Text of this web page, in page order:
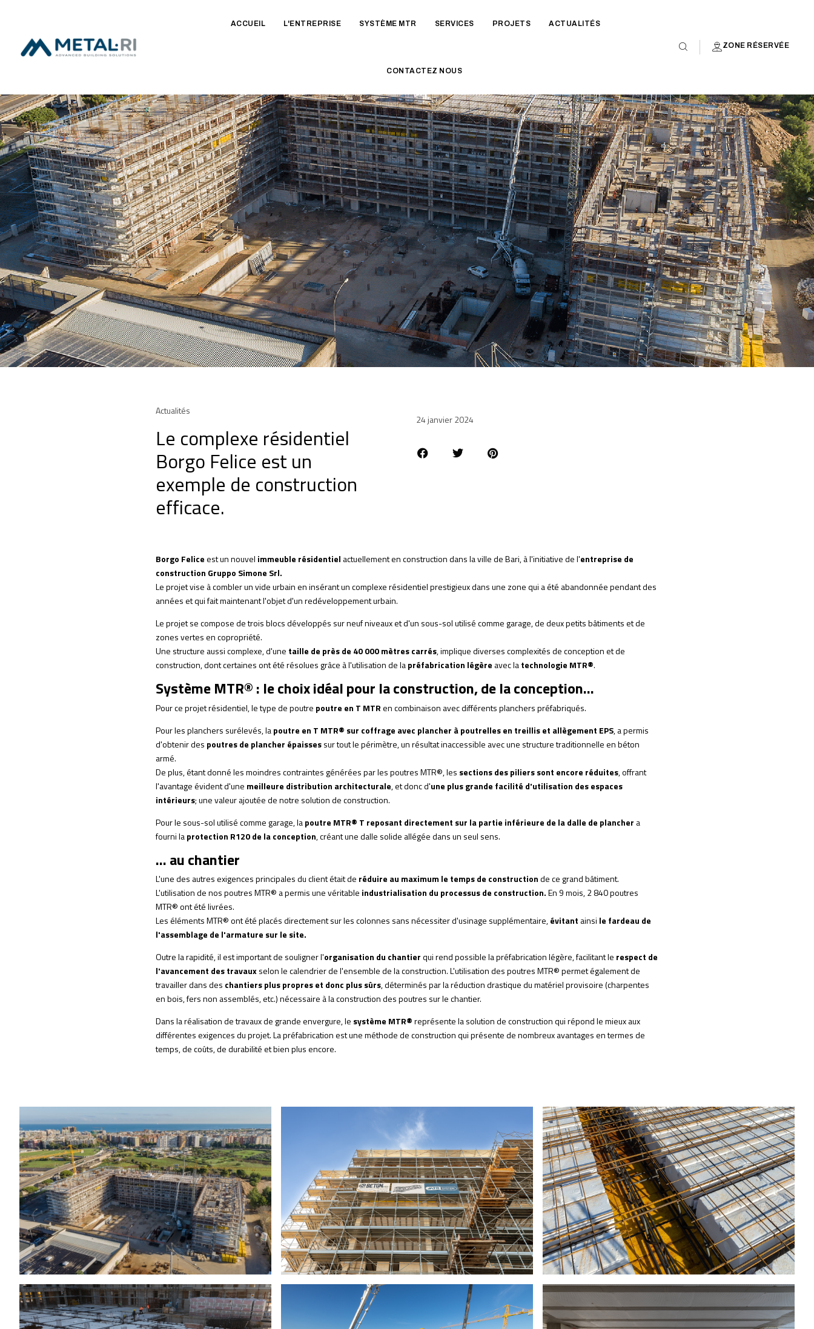
ACCUEIL L'ENTREPRISE SYSTÈME MTR SERVICES PROJETS ACTUALITÉS
CONTACTEZ NOUS
ZONE RÉSERVÉE
Actualités
Le complexe résidentiel
Borgo Felice est un
exemple de construction
efficace.
24 janvier 2024
Borgo Feliceest un nouvel immeuble résidentiel actuellement en construction dans la ville de Bari, à l'initiative de l'entreprise de
construction Gruppo Simone Srl.
Le projet vise à combler un vide urbain en insérant un complexe résidentiel prestigieux dans une zone qui a été abandonnée pendant des
années et qui fait maintenant l'objet d'un redéveloppement urbain.
Le projet se compose de trois blocs développés sur neuf niveaux et d'un sous-sol utilisé comme garage, de deux petits bâtiments et de
zones vertes en copropriété.
Une structure aussi complexe, d'une taille de près de 40 000 mètres carrés, implique diverses complexités de conception et de
construction, dont certaines ont été résolues grâce à l'utilisation de lapréfabrication légère avec latechnologie MTR®.
Système MTR® : le choix idéal pour la construction, de la conception...
Pour ce projet résidentiel, le type de poutre poutre en T MTRen combinaison avec différents planchers préfabriqués.
Pour les planchers surélevés, lapoutre en T MTR® sur coffrage avec plancher à poutrelles en treillis et allègement EPS, a permis
d'obtenir des poutres de plancher épaissessur tout le périmètre, un résultat inaccessible avec une structure traditionnelle en béton
armé.
De plus, étant donné les moindres contraintes générées par les poutres MTR®, les sections des piliers sont encore réduites, offrant
l'avantage évident d'une meilleure distribution architecturale, et donc d'une plus grande facilité d'utilisation des espaces
intérieurs; une valeur ajoutée de notre solution de construction.
Pour le sous-sol utilisé comme garage, lapoutre MTR® T reposant directement sur la partie inférieure de la dalle de plancher a
fourni laprotection R120 de la conception, créant une dalle solide allégée dans un seul sens.
... au chantier
L'une des autres exigences principales du client était de réduire au maximum le temps de constructionde ce grand bâtiment.
L'utilisation de nos poutres MTR® a permis une véritable industrialisation du processus de construction.En 9 mois, 2 840 poutres
MTR® ont été livrées.
Les éléments MTR® ont été placés directement sur les colonnes sans nécessiter d'usinage supplémentaire,évitant ainsi le fardeau de
l'assemblage de l'armature sur le site.
Outre la rapidité, il est important de souligner l'organisation du chantierqui rend possible la préfabrication légère, facilitant le respect de
l'avancement des travauxselon le calendrier de l'ensemble de la construction. L'utilisation des poutres MTR® permet également de
travailler dans des chantiers plus propres et donc plus sûrs, déterminés par la réduction drastique du matériel provisoire (charpentes
en bois, fers non assemblés, etc.) nécessaire à la construction des poutres sur le chantier.
Dans la réalisation de travaux de grande envergure, le système MTR®représente la solution de construction qui répond le mieux aux
différentes exigences du projet. La préfabrication est une méthode de construction qui présente de nombreux avantages en termes de
temps, de coûts, de durabilité et bien plus encore.